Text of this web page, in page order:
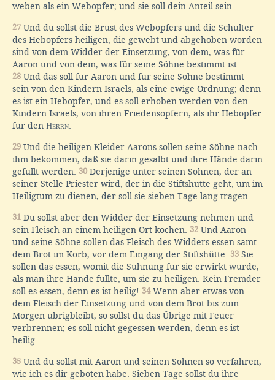
weben als ein Webopfer; und sie soll dein Anteil sein.
27 Und du sollst die Brust des Webopfers und die Schulter
des Hebopfers heiligen, die gewebt und abgehoben worden
sind von dem Widder der Einsetzung, von dem, was für
Aaron und von dem, was für seine Söhne bestimmt ist.
28 Und das soll für Aaron und für seine Söhne bestimmt
sein von den Kindern Israels, als eine ewige Ordnung; denn
es ist ein Hebopfer, und es soll erhoben werden von den
Kindern Israels, von ihren Friedensopfern, als ihr Hebopfer
für den Herrn
29 Und die heiligen Kleider Aarons sollen seine Söhne nach
ihm bekommen, daß sie darin gesalbt und ihre Hände darin
gefüllt werden. 30 Derjenige unter seinen Söhnen, der an
seiner Stelle Priester wird, der in die Stiftshütte geht, um im
Heiligtum zu dienen, der soll sie sieben Tage lang tragen.
31 Du sollst aber den Widder der Einsetzung nehmen und
sein Fleisch an einem heiligen Ort kochen. 32 Und Aaron
und seine Söhne sollen das Fleisch des Widders essen samt
dem Brot im Korb, vor dem Eingang der Stiftshütte. 33 Sie
sollen das essen, womit die Sühnung für sie erwirkt wurde,
als man ihre Hände füllte, um sie zu heiligen. Kein Fremder
soll es essen, denn es ist heilig! 34Wenn aber etwas von
dem Fleisch der Einsetzung und von dem Brot bis zum
Morgen übrigbleibt, so sollst du das Übrige mit Feuer
verbrennen; es soll nicht gegessen werden, denn es ist
heilig.
35 Und du sollst mit Aaron und seinen Söhnen so verfahren,
wie ich es dir geboten habe. Sieben Tage sollst du ihre